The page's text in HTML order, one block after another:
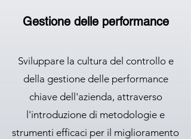
Gestione delle performance
Sviluppare la cultura del controllo e
della gestione delle performance
chiave dell'azienda, attraverso
l'introduzione di metodologie e
strumenti efficaci per il miglioramento